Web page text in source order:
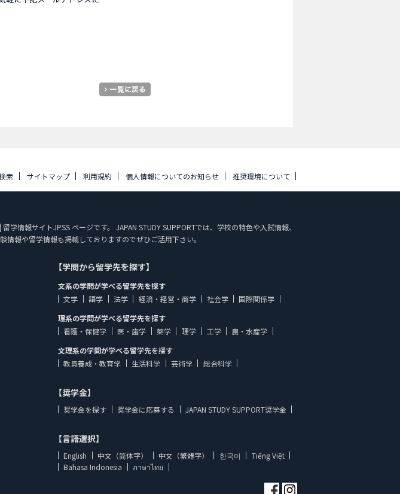
索 サイトマップ 利用規約 個人情報についてのお知らせ 推奨環境について
情報サイトJPSS ページです。 JAPAN STUDY SUPPORTでは、学校の特色や入試情報、
報や留学情報も掲載しておりますのでぜひご活用下さい。
【学問から留学先を探す】
文系の学問が学べる留学先を探す
文学
語学 法学 経済・経営・商学 社会学
国際関係学
理系の学問が学べる留学先を探す
看護・保健学
医・歯学 薬学 理学 工学
農・水産学
文理系の学問が学べる留学先を探す
教員養成・教育学
生活科学 芸術学 総合科学
【奨学金】
奨学金を探す 奨学金に応募する JAPAN STUDY SUPPORT奨学金
【言語選択】
English 中文（简体字） 中文（繁體字） 한국어
Tiếng Việt
Bahasa Indonesia
ภาษาไทย